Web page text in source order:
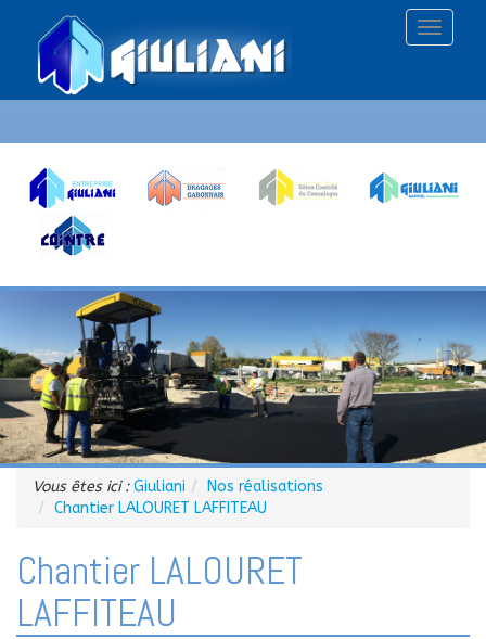
Afficher
le
Vous êtes ici :Giuliani
Nos réalisations
Chantier LALOURET LAFFITEAU
Chantier LALOURET
LAFFITEAU